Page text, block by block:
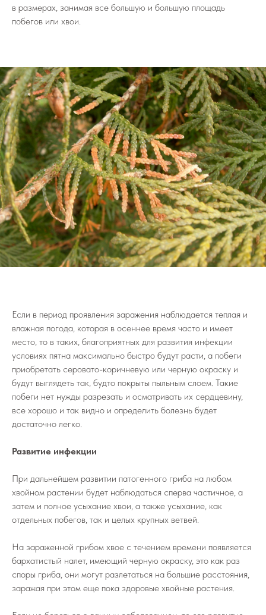
в размерах, занимая все большую и большую площадь
побегов или хвои.
Если в период проявления заражения наблюдается теплая и
влажная погода, которая в осеннее время часто и имеет
место, то в таких, благоприятных для развития инфекции
условиях пятна максимально быстро будут расти, а побеги
приобретать серовато-коричневую или черную окраску и
будут выглядеть так, будто покрыты пыльным слоем. Такие
побеги нет нужды разрезать и осматривать их сердцевину,
все хорошо и так видно и определить болезнь будет
достаточно легко.
Развитие инфекции
При дальнейшем развитии патогенного гриба на любом
хвойном растении будет наблюдаться сперва частичное, а
затем и полное усыхание хвои, а также усыхание, как
отдельных побегов, так и целых крупных ветвей.
На зараженной грибом хвое с течением времени появляется
бархатистый налет, имеющий черную окраску, это как раз
споры гриба, они могут разлетаться на большие расстояния,
заражая при этом еще пока здоровые хвойные растения.